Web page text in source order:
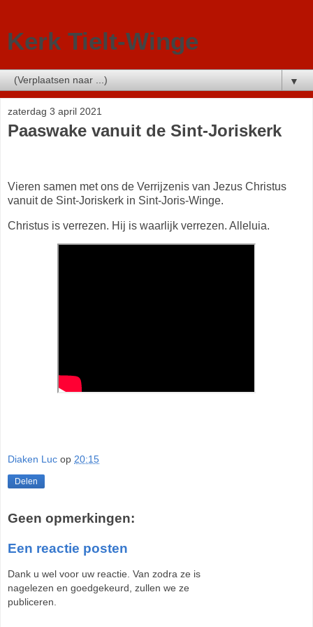
Kerk Tielt-Winge
▼
zaterdag 3 april 2021
Paaswake vanuit de Sint-Joriskerk
Vieren samen met ons de Verrijzenis van Jezus Christus
vanuit de Sint-Joriskerk in Sint-Joris-Winge.
Christus is verrezen. Hij is waarlijk verrezen. Alleluia.
Diaken Luc op 20:15
Delen
Geen opmerkingen:
Een reactie posten
Dank u wel voor uw reactie. Van zodra ze is
nagelezen en goedgekeurd, zullen we ze
publiceren.